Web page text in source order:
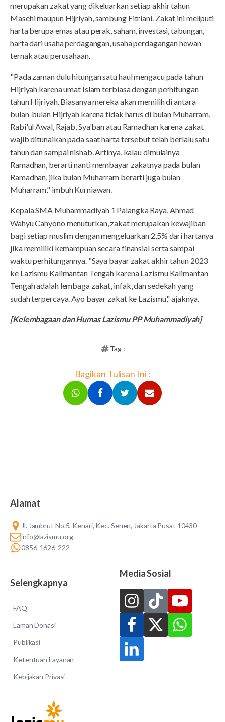
merupakan zakat yang dikeluarkan setiap akhir tahun
Masehi maupun Hijriyah, sambung Fitriani. Zakat ini meliputi
harta berupa emas atau perak, saham, investasi, tabungan,
harta dari usaha perdagangan, usaha perdagangan hewan
ternak atau perusahaan.
"Pada zaman dulu hitungan satu haul mengacu pada tahun
Hijriyah karena umat Islam terbiasa dengan perhitungan
tahun Hijriyah. Biasanya mereka akan memilih di antara
bulan-bulan Hijriyah karena tidak harus di bulan Muharram,
Rabi'ul Awal, Rajab, Sya'ban atau Ramadhan karena zakat
wajib ditunaikan pada saat harta tersebut telah berlalu satu
tahun dan sampai nishab. Artinya, kalau dimulainya
Ramadhan, berarti nanti membayar zakatnya pada bulan
Ramadhan, jika bulan Muharram berarti juga bulan
Muharram," imbuh Kurniawan.
Kepala SMA Muhammadiyah 1 Palangka Raya, Ahmad
Wahyu Cahyono menuturkan, zakat merupakan kewajiban
bagi setiap muslim dengan mengeluarkan 2,5% dari hartanya
jika memiliki kemampuan secara finansial serta sampai
waktu perhitungannya. "Saya bayar zakat akhir tahun 2023
ke Lazismu Kalimantan Tengah karena Lazismu Kalimantan
Tengah adalah lembaga zakat, infak, dan sedekah yang
sudah terpercaya. Ayo bayar zakat ke Lazismu," ajaknya.
[Kelembagaan dan Humas Lazismu PP Muhammadiyah]
Tag :
Bagikan Tulisan Ini :
Alamat
Jl. Jambrut No.5, Kenari, Kec. Senen, Jakarta Pusat 10430
info@lazismu.org
0856-1626-222
Selengkapnya
FAQ
Laman Donasi
Publikasi
Ketentuan Layanan
Kebijakan Privasi
Media Sosial